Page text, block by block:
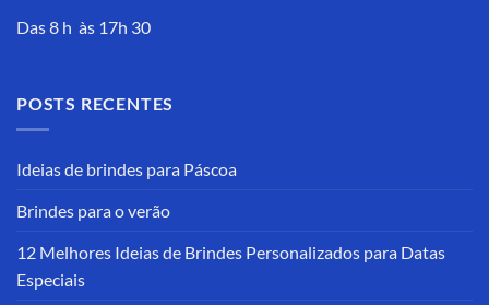
Das 8 h às 17h 30
POSTS RECENTES
Ideias de brindes para Páscoa
Brindes para o verão
12 Melhores Ideias de Brindes Personalizados para Datas
Especiais